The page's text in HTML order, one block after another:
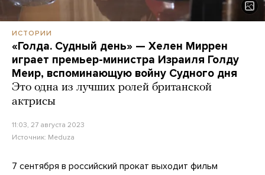
ИСТОРИИ
«Голда. Судный день» — Хелен Миррен
играет премьер-министра Израиля Голду
Меир, вспоминающую войну Судного дня
Это одна из лучших ролей британской
актрисы
11:03, 27 августа 2023
Источник: Meduza
7 сентября в российский прокат выходит фильм